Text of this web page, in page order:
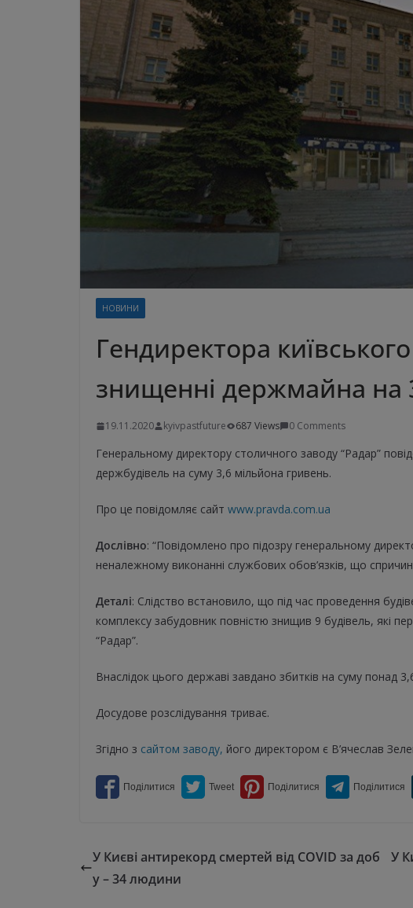
НОВИНИ
Гендиректора
знищенні держмайна на
19.11.2020 kyivpastfuture 687 Views 0 Comments
Генеральному директору столичного заводу “Радар”
держбудівель на суму 3,6 мільйона гривень.
Про це повідомляє сайт www.pravda.com.ua
Дослівно: “Повідомлено про підозру генеральному
неналежному виконанні службових обов’язків, що
Деталі: Слідство встановило, що під час проведення
комплексу забудовник повністю знищив 9 будівель, які
“Радар”.
Внаслідок цього державі завдано збитків на суму понад
Досудове розслідування триває.
Згідно з сайтом заводу, його директором є В’ячеслав
У Києві антирекорд смертей від COVID за доб
у – 34 людини
У